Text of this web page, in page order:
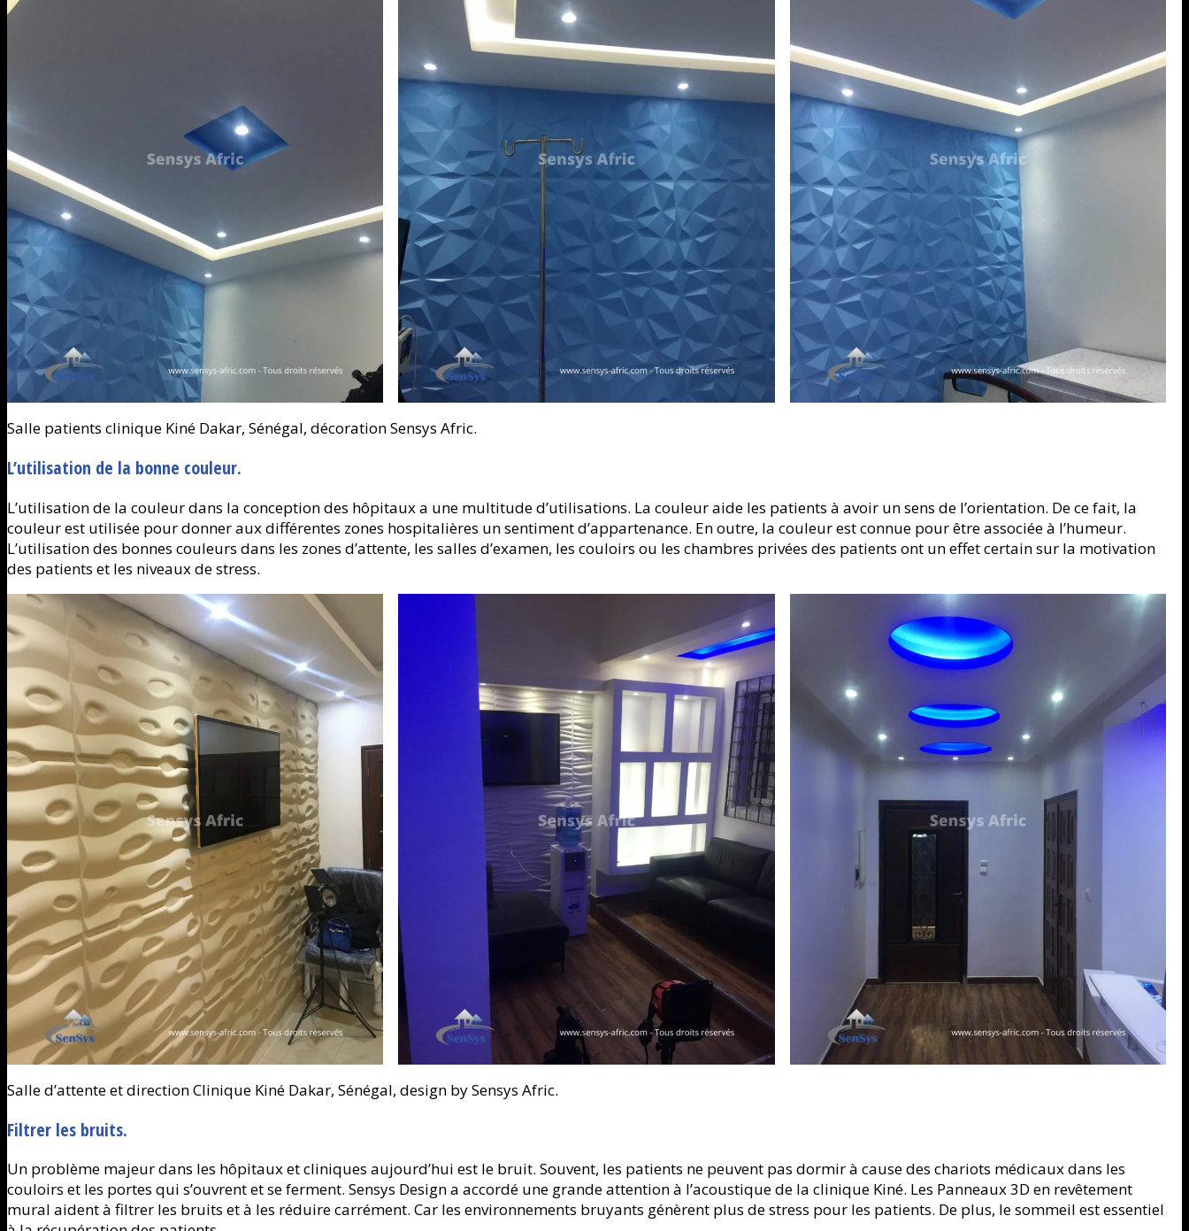
Salle patients clinique Kiné Dakar, Sénégal, décoration Sensys Afric.
L’utilisation de la bonne couleur.
L’utilisation de la couleur dans la conception des hôpitaux a une multitude d’utilisations. La couleur aide les patients à avoir un sens de l’orientation. De ce fait, la
couleur est utilisée pour donner aux différentes zones hospitalières un sentiment d’appartenance. En outre, la couleur est connue pour être associée à l’humeur.
L’utilisation des bonnes couleurs dans les zones d’attente, les salles d’examen, les couloirs ou les chambres privées des patients ont un effet certain sur la motivation
des patients et les niveaux de stress.
Salle d’attente et direction Clinique Kiné Dakar, Sénégal, design by Sensys Afric.
Filtrer les bruits.
Un problème majeur dans les hôpitaux et cliniques aujourd’hui est le bruit. Souvent, les patients ne peuvent pas dormir à cause des chariots médicaux dans les
couloirs et les portes qui s’ouvrent et se ferment. Sensys Design a accordé une grande attention à l’acoustique de la clinique Kiné. Les Panneaux 3D en revêtement
mural aident à filtrer les bruits et à les réduire carrément. Car les environnements bruyants génèrent plus de stress pour les patients. De plus, le sommeil est essentiel